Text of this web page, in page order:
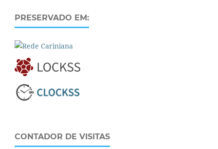
PRESERVADO EM:
CONTADOR DE VISITAS